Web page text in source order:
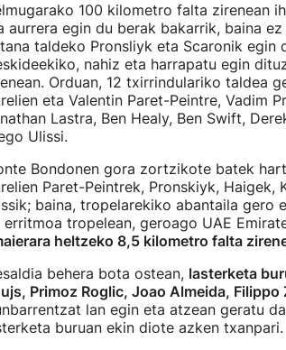
100 kilometro falta zirenean
aurrera egin du berak bakarrik, baina
taldeko Pronsliyk eta Scaronik
nahiz eta harrapatu egin
Orduan, 12 txirrindulariko taldea
eta Valentin Paret-Peintre, Vadim
Lastra, Ben Healy, Ben Swift,
Ulissi.
Bondonen gora zortzikote batek
Paret-Peintrek, Pronskiyk, Haigek,
baina, tropelarekiko abantaila gero
erritmoa tropelean, geroago UAE
heltzeko 8,5 kilometro falta
behera bota ostean, lasterketa
Primoz Roglic, Joao Almeida, Filippo
lan egin eta atzean geratu
buruan ekin diote azken txanpari.